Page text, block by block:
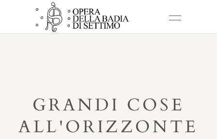
GRANDI COSE
ALL'ORIZZONTE